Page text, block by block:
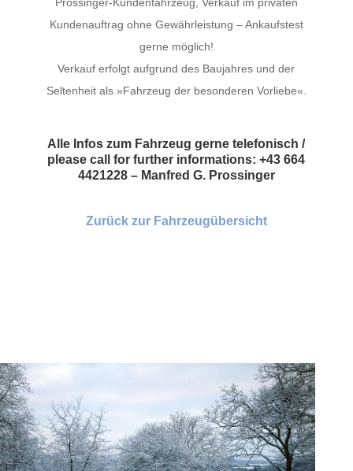
Kundenauftrag ohne Gewährleistung – Ankaufstest
gerne möglich!
Verkauf erfolgt aufgrund des Baujahres und der
Seltenheit als »Fahrzeug der besonderen Vorliebe«.
Alle Infos zum Fahrzeug gerne telefonisch /
please call for further informations: +43 664
4421228 – Manfred G. Prossinger
Zurück zur Fahrzeugübersicht